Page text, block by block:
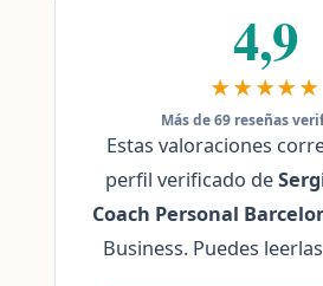
4,9
★★★★★
Más de 69 reseñas
Estas valoraciones
perfil verificado de
Coach Personal
Business. Puedes